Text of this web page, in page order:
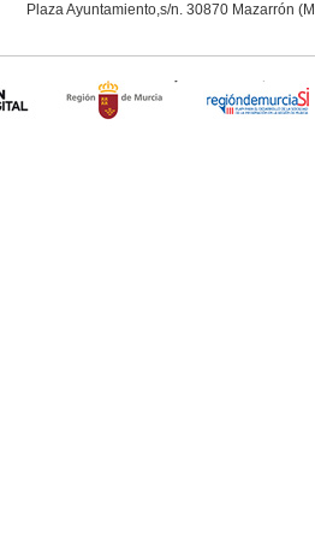
Plaza Ayuntamiento,s/n. 30870 Mazarrón